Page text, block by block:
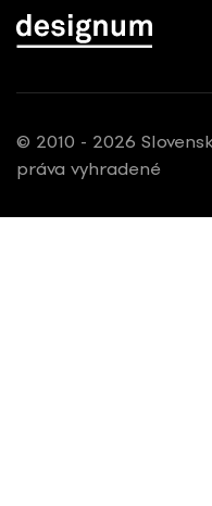
© 2010 - 2026
práva vyhradené